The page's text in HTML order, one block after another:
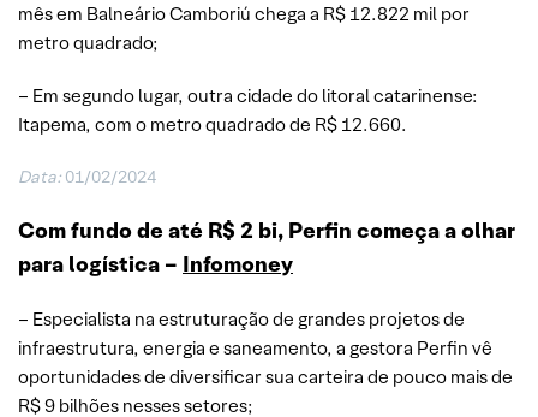
mês em Balneário Camboriú chega a R$ 12.822 mil por
metro quadrado;
– Em segundo lugar, outra cidade do litoral catarinense:
Itapema, com o metro quadrado de R$ 12.660.
Data: 01/02/2024
Com fundo de até R$ 2 bi, Perfin começa a olhar
para logística – Infomoney
– Especialista na estruturação de grandes projetos de
infraestrutura, energia e saneamento, a gestora Perfin vê
oportunidades de diversificar sua carteira de pouco mais de
R$ 9 bilhões nesses setores;